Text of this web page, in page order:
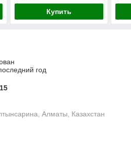
Купить
год
Алматы, Казахстан